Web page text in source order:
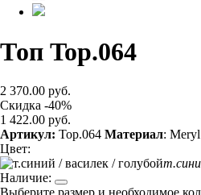
Топ Top.064
2 370.00 руб.
Скидка -40%
1 422.00 руб.
Артикул: Top.064 Материал:
Цвет:
Наличие: